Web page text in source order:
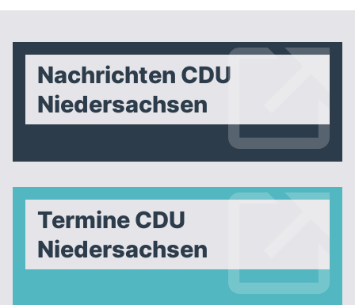
Nachrichten CDU
Niedersachsen
Termine CDU
Niedersachsen